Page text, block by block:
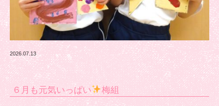
2026.07.13
６月も元気いっぱい 梅組